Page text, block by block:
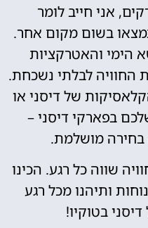
אני חייב לומר
בשום מקום אחר.
הימי והאטרקציות
החוויה לבלתי נשכחת.
של דיסני או
בפארקי דיסני –
בחירה מושלמת.
שווה כל רגע. הכינו
ותיהנו מכל רגע
בטוקיו!